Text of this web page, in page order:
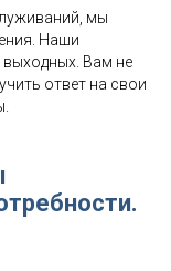
мы
Наши
выходных. Вам не
ответ на свои